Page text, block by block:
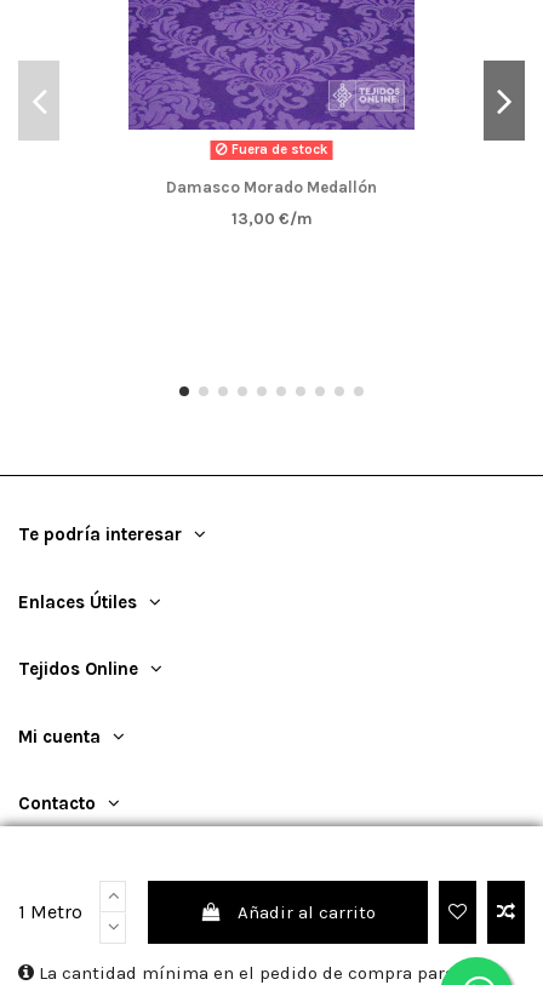
1 Metro Añadir al carrito
La cantidad mínima en el pedido de compra para el
Fuera de stock
Damasco Morado Medallón
13,00 €/m
Te podría interesar
Enlaces Útiles
Tejidos Online
Mi cuenta
Contacto
©2026TejidosOnline